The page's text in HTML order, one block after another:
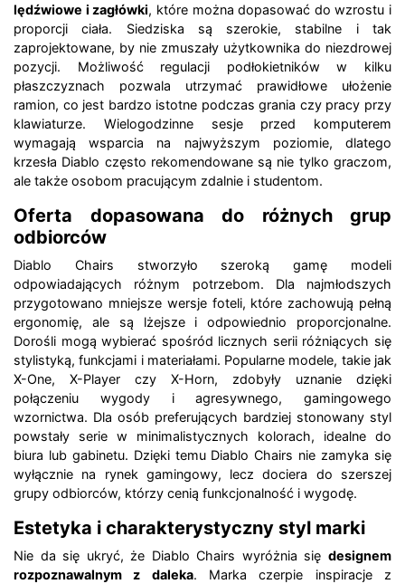
lędźwiowe i zagłówki, które można dopasować do wzrostu i
proporcji ciała. Siedziska są szerokie, stabilne i tak
zaprojektowane, by nie zmuszały użytkownika do niezdrowej
pozycji. Możliwość regulacji podłokietników w kilku
płaszczyznach pozwala utrzymać prawidłowe ułożenie
ramion, co jest bardzo istotne podczas grania czy pracy przy
klawiaturze. Wielogodzinne sesje przed komputerem
wymagają wsparcia na najwyższym poziomie, dlatego
krzesła Diablo często rekomendowane są nie tylko graczom,
ale także osobom pracującym zdalnie i studentom.
Oferta dopasowana do różnych grup
odbiorców
Diablo Chairs stworzyło szeroką gamę modeli
odpowiadających różnym potrzebom. Dla najmłodszych
przygotowano mniejsze wersje foteli, które zachowują pełną
ergonomię, ale są lżejsze i odpowiednio proporcjonalne.
Dorośli mogą wybierać spośród licznych serii różniących się
stylistyką, funkcjami i materiałami. Popularne modele, takie jak
X-One, X-Player czy X-Horn, zdobyły uznanie dzięki
połączeniu wygody i agresywnego, gamingowego
wzornictwa. Dla osób preferujących bardziej stonowany styl
powstały serie w minimalistycznych kolorach, idealne do
biura lub gabinetu. Dzięki temu Diablo Chairs nie zamyka się
wyłącznie na rynek gamingowy, lecz dociera do szerszej
grupy odbiorców, którzy cenią funkcjonalność i wygodę.
Estetyka i charakterystyczny styl marki
Nie da się ukryć, że Diablo Chairs wyróżnia się designem
rozpoznawalnym z daleka. Marka czerpie inspiracje z